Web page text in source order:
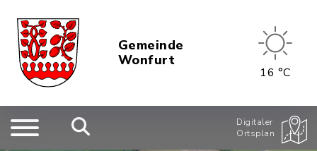
Gemeinde
Wonfurt
16 °C
Digitaler
Ortsplan